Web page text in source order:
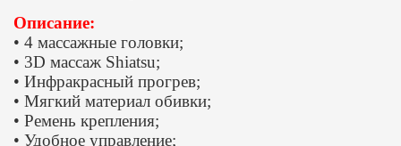
Описание:
• 4 массажные головки;
• 3D массаж Shiatsu;
• Инфракрасный прогрев;
• Мягкий материал обивки;
• Ремень крепления;
• Удобное управление;